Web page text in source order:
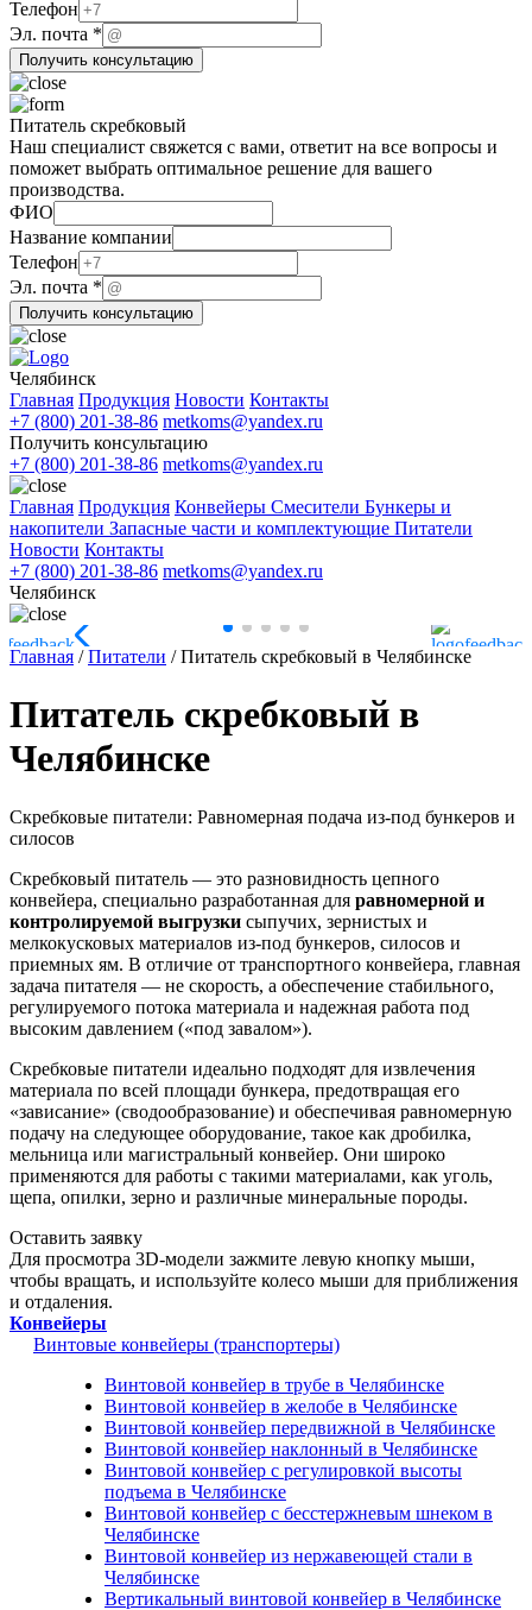
Телефон
ФИО
Телефон
Эл.
Эл. почта *
Получить консультацию
Питатель скребковый
Наш специалист свяжется с вами, ответит на все вопросы и
поможет выбрать оптимальное решение для вашего
производства.
Эл.
компании
Эл.
ФИО
Название компании
Телефон
Эл. почта *
Получить консультацию
Челябинск
Главная Продукция Новости Контакты
+7 (800) 201-38-86 metkoms@yandex.ru
Получить консультацию
+7 (800) 201-38-86 metkoms@yandex.ru
Главная Продукция Конвейеры Смесители Бункеры и
накопители Запасные части и комплектующие Питатели
Новости Контакты
+7 (800) 201-38-86 metkoms@yandex.ru
Челябинск
Главная /Питатели /Питатель скребковый в Челябинске
Питатель скребковый в
Челябинске
Скребковые питатели: Равномерная подача из-под бункеров и
силосов
Скребковый питатель — это разновидность цепного
конвейера, специально разработанная для равномерной и
контролируемой выгрузки сыпучих, зернистых и
мелкокусковых материалов из-под бункеров, силосов и
приемных ям. В отличие от транспортного конвейера, главная
задача питателя — не скорость, а обеспечение стабильного,
регулируемого потока материала и надежная работа под
высоким давлением («под завалом»).
Скребковые питатели идеально подходят для извлечения
материала по всей площади бункера, предотвращая его
«зависание» (сводообразование) и обеспечивая равномерную
подачу на следующее оборудование, такое как дробилка,
мельница или магистральный конвейер. Они широко
применяются для работы с такими материалами, как уголь,
щепа, опилки, зерно и различные минеральные породы.
Оставить заявку
Для просмотра 3D-модели зажмите левую кнопку мыши,
чтобы вращать, и используйте колесо мыши для приближения
и отдаления.
Конвейеры
Винтовые конвейеры (транспортеры)
Винтовой конвейер в трубе в Челябинске
Винтовой конвейер в желобе в Челябинске
Винтовой конвейер передвижной в Челябинске
Винтовой конвейер наклонный в Челябинске
Винтовой конвейер с регулировкой высоты
подъема в Челябинске
Винтовой конвейер с бесстержневым шнеком в
Челябинске
Винтовой конвейер из нержавеющей стали в
Челябинске
Вертикальный винтовой конвейер в Челябинске